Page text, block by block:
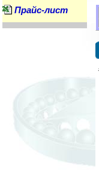
Прайс-лист